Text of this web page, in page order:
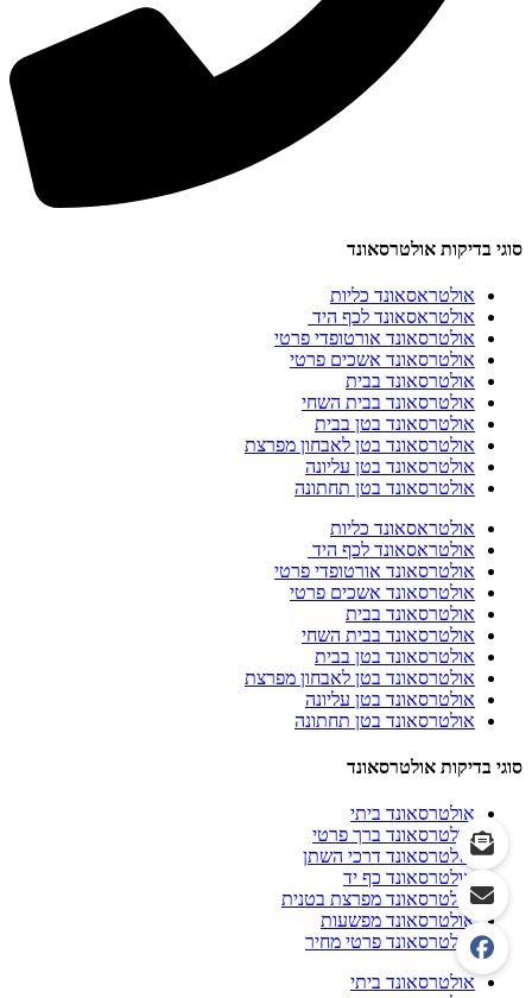
סוגי בדיקות אולטרסאונד
אולטראסאונד כליות
אולטראסאונד לכף היד
אולטרסאונד אורטופדי פרטי
אולטרסאונד אשכים פרטי
אולטרסאונד בבית
אולטרסאונד בבית השחי
אולטרסאונד בטן בבית
אולטרסאונד בטן לאבחון מפרצת
אולטרסאונד בטן עליונה
אולטרסאונד בטן תחתונה
אולטראסאונד כליות
אולטראסאונד לכף היד
אולטרסאונד אורטופדי פרטי
אולטרסאונד אשכים פרטי
אולטרסאונד בבית
אולטרסאונד בבית השחי
אולטרסאונד בטן בבית
אולטרסאונד בטן לאבחון מפרצת
אולטרסאונד בטן עליונה
אולטרסאונד בטן תחתונה
סוגי בדיקות אולטרסאונד
אולטרסאונד ביתי
אולטרסאונד ברך פרטי
אולטרסאונד דרכי השתן
אולטרסאונד כף יד
אולטרסאונד מפרצת בטנית
אולטרסאונד מפשעות
אולטרסאונד פרטי מחיר
אולטרסאונד ביתי